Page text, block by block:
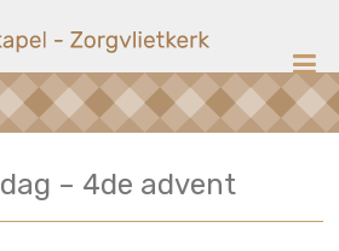
– 4de advent